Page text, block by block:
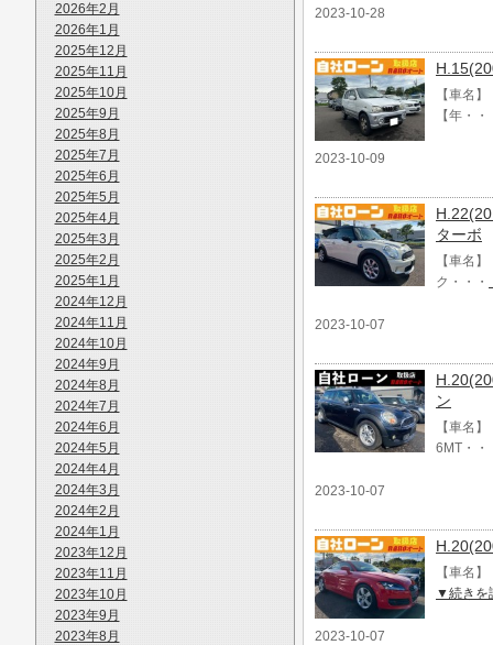
2026年2月
2026年1月
2025年12月
2025年11月
2025年10月
2025年9月
2025年8月
2025年7月
2025年6月
2025年5月
2025年4月
2025年3月
2025年2月
2025年1月
2024年12月
2024年11月
2024年10月
2024年9月
2024年8月
2024年7月
2024年6月
2024年5月
2024年4月
2024年3月
2024年2月
2024年1月
2023年12月
2023年11月
2023年10月
2023年9月
2023年8月
2023-10-28
【車名
【年・・
2023-10-09
ターボ
【車名
ク・・・
2023-10-07
ン
【車名
6MT・・
2023-10-07
【車名
▼続きを
2023-10-07